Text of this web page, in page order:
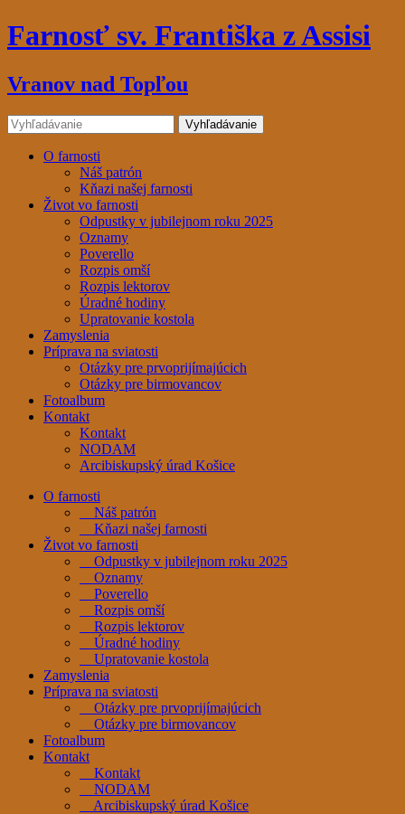
Farnosť sv. Františka z Assisi
Vranov nad Topľou
O farnosti
Náš patrón
Kňazi našej farnosti
Život vo farnosti
Odpustky v jubilejnom roku 2025
Oznamy
Poverello
Rozpis omší
Rozpis lektorov
Úradné hodiny
Upratovanie kostola
Zamyslenia
Príprava na sviatosti
Otázky pre prvoprijímajúcich
Otázky pre birmovancov
Fotoalbum
Kontakt
Kontakt
NODAM
Arcibiskupský úrad Košice
O farnosti
Náš patrón
Kňazi našej farnosti
Život vo farnosti
Odpustky v jubilejnom roku 2025
Oznamy
Poverello
Rozpis omší
Rozpis lektorov
Úradné hodiny
Upratovanie kostola
Zamyslenia
Príprava na sviatosti
Otázky pre prvoprijímajúcich
Otázky pre birmovancov
Fotoalbum
Kontakt
Kontakt
NODAM
Arcibiskupský úrad Košice